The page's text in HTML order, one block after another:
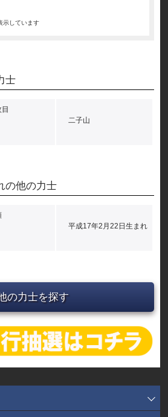
示しています
士
二子山
の他の力士
平成17年2月22日生まれ
の力士を探す